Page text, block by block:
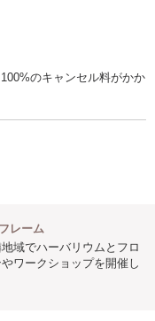
のキャンセル料がかか
レーム
域でハーバリウムとフロ
ワークショップを開催し